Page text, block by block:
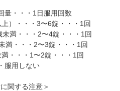
量・・・1日服用回数
）・・・3〜6錠・・・1回
未満・・・2〜4錠・・・1回
満・・・2〜3錠・・・1回
・・・1〜2錠・・・1回
服用しない
関する注意＞